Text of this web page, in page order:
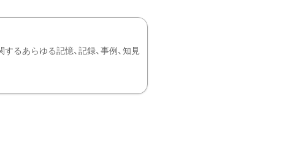
るあらゆる記憶、記録、事例、知見